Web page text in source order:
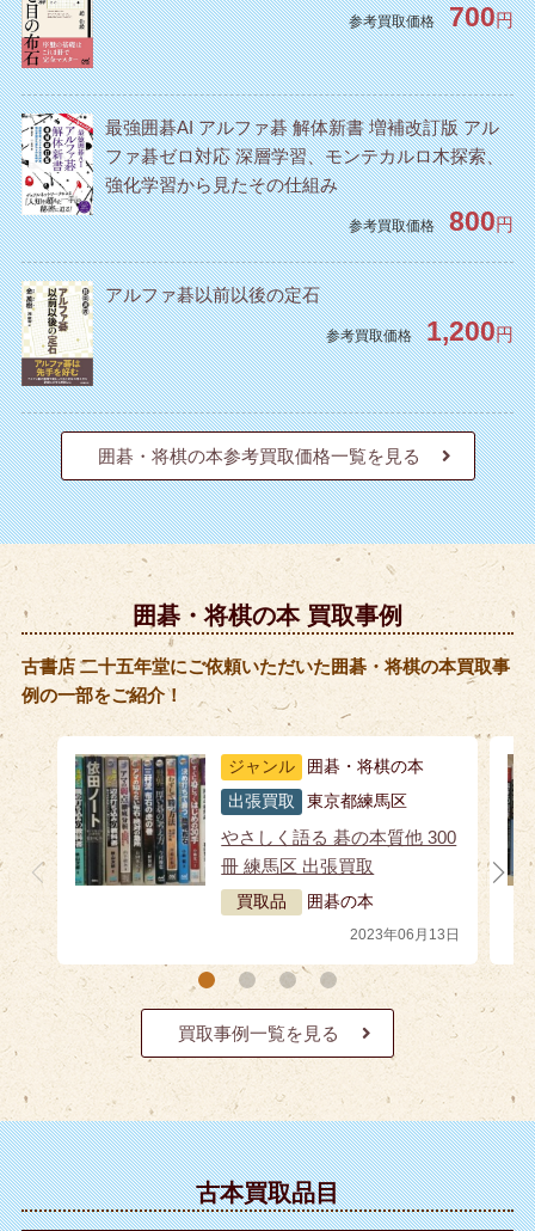
参考買取価格 700円
最強囲碁AI アルファ碁 解体新書 増補改訂版 アル
ファ碁ゼロ対応 深層学習、モンテカルロ木探索、
強化学習から見たその仕組み
参考買取価格 800円
アルファ碁以前以後の定石
参考買取価格 1,200円
囲碁・将棋の本参考買取価格一覧を見る
囲碁・将棋の本 買取事例
古書店 二十五年堂にご依頼いただいた囲碁・将棋の本買取事
例の一部をご紹介！
ジャンル
囲碁・将棋の本
出張買取
東京都練馬区
やさしく語る 碁の本質他 300
冊 練馬区 出張買取
買取品 囲碁の本
2023年06月13日
買取事例一覧を見る
古本買取品目